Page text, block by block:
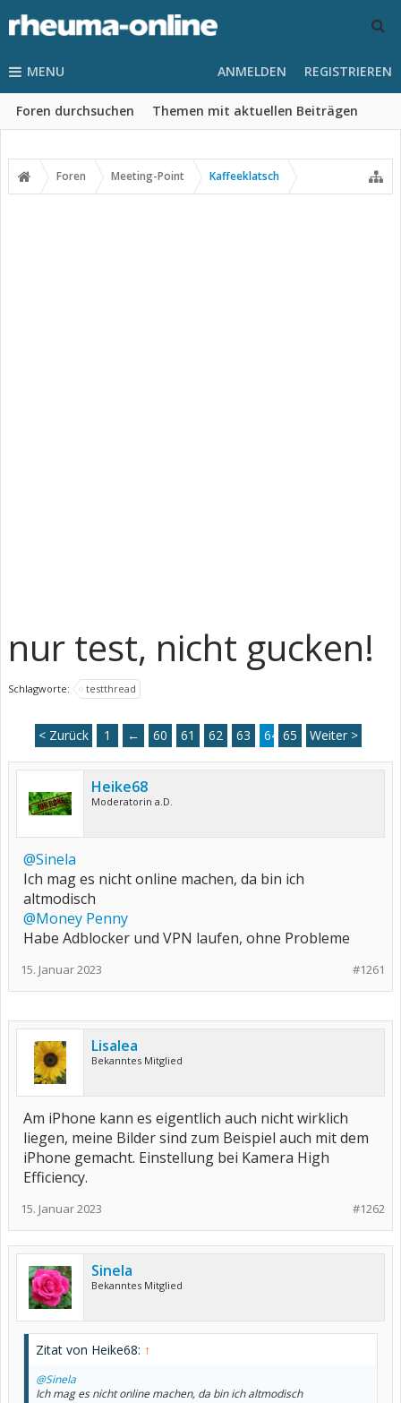
MENU
Foren durchsuchen Themen mit aktuellen Beiträgen
ANMELDEN REGISTRIEREN
Foren Meeting-Point Kaffeeklatsch
nur test, nicht gucken!
Schlagworte: testthread
< Zurück 1 ← 60 61 62 63 64 65 Weiter >
Heike68
Moderatorin a.D.
@Sinela
Ich mag es nicht online machen, da bin ich
altmodisch
@Money Penny
Habe Adblocker und VPN laufen, ohne Probleme
#1261
15. Januar 2023
Lisalea
Bekanntes Mitglied
Am iPhone kann es eigentlich auch nicht wirklich
liegen, meine Bilder sind zum Beispiel auch mit dem
iPhone gemacht. Einstellung bei Kamera High
Efficiency.
#1262
15. Januar 2023
Sinela
Bekanntes Mitglied
Zitat von Heike68: ↑
@Sinela
Ich mag es nicht online machen, da bin ich altmodisch